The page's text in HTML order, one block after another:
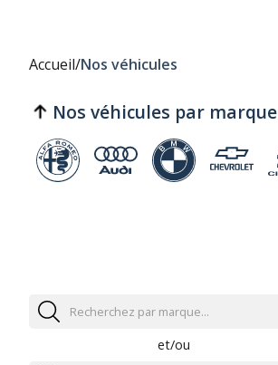
Accueil/Nos véhicules
Nos véhicules par marque
et/ou